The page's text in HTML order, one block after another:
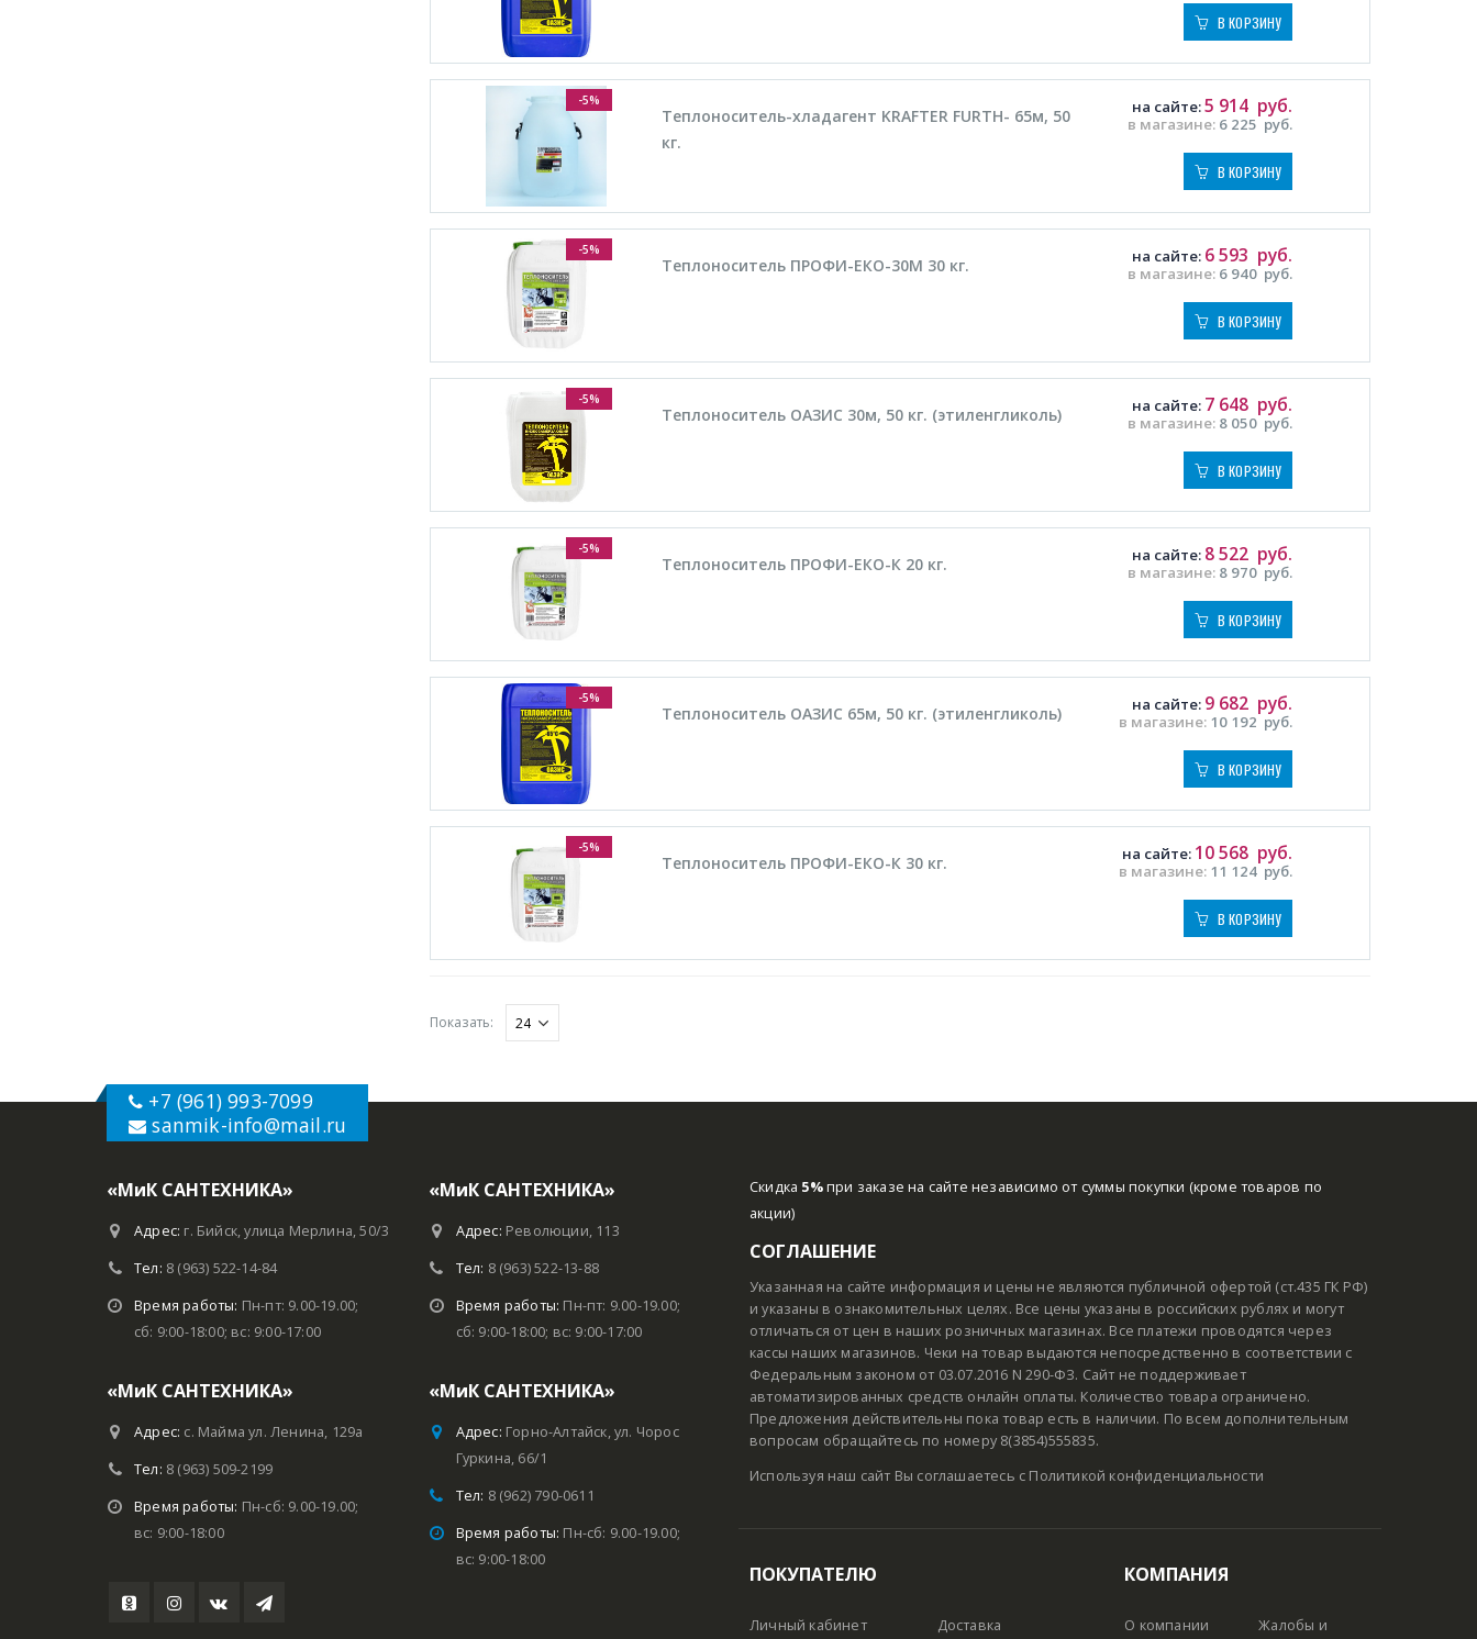
В КОРЗИНУ
-5%
Теплоноситель-хладагент KRAFTER FURTH- 65м, 50
кг.
в магазине: 6 225 руб.
на сайте:5 914 руб.
В КОРЗИНУ
-5%
Теплоноситель ПРОФИ-ЕКО-30М 30 кг. в магазине: 6 940 руб.
на сайте: 6 593 руб.
В КОРЗИНУ
-5%
Теплоноситель ОАЗИС 30м, 50 кг. (этиленгликоль) в магазине: 8 050 руб.
на сайте: 7 648 руб.
В КОРЗИНУ
-5%
Теплоноситель ПРОФИ-ЕКО-К 20 кг. в магазине: 8 970 руб.
на сайте: 8 522 руб.
В КОРЗИНУ
-5%
Теплоноситель ОАЗИС 65м, 50 кг. (этиленгликоль) в магазине: 10 192 руб.
на сайте: 9 682 руб.
В КОРЗИНУ
-5%
Теплоноситель ПРОФИ-ЕКО-К 30 кг. в магазине: 11 124 руб.
на сайте: 10 568 руб.
В КОРЗИНУ
Показать:
+7 (961) 993-7099
sanmik-info@mail.ru
«МиК САНТЕХНИКА»
Адрес: г. Бийск, улица Мерлина, 50/3
Тел: 8 (963) 522-14-84
Время работы: Пн-пт: 9.00-19.00;
сб: 9:00-18:00; вс: 9:00-17:00
«МиК САНТЕХНИКА»
Адрес: с. Майма ул. Ленина, 129а
Тел: 8 (963) 509-2199
Время работы: Пн-сб: 9.00-19.00;
вс: 9:00-18:00
«МиК САНТЕХНИКА»
Адрес: Революции, 113
Тел: 8 (963) 522-13-88
Время работы: Пн-пт: 9.00-19.00;
сб: 9:00-18:00; вс: 9:00-17:00
«МиК САНТЕХНИКА»
Адрес: Горно-Алтайск, ул. Чорос
Гуркина, 66/1
Тел: 8 (962) 790-0611
Время работы: Пн-сб: 9.00-19.00;
вс: 9:00-18:00
Скидка 5%при заказе на сайте независимо от суммы покупки (кроме товаров по
акции)
СОГЛАШЕНИЕ
Указанная на сайте информация и цены не являются публичной офертой (ст.435 ГК РФ)
и указаны в ознакомительных целях. Все цены указаны в российских рублях и могут
отличаться от цен в наших розничных магазинах. Все платежи проводятся через
кассы наших магазинов. Чеки на товар выдаются непосредственно в соответствии с
Федеральным законом от 03.07.2016 N 290-ФЗ. Сайт не поддерживает
автоматизированных средств онлайн оплаты. Количество товара ограничено.
Предложения действительны пока товар есть в наличии. По всем дополнительным
вопросам обращайтесь по номеру 8(3854)555835.
Используя наш сайт Вы соглашаетесь с Политикой конфиденциальности
ПОКУПАТЕЛЮ
Личный кабинет Доставка
КОМПАНИЯ
О компании Жалобы и